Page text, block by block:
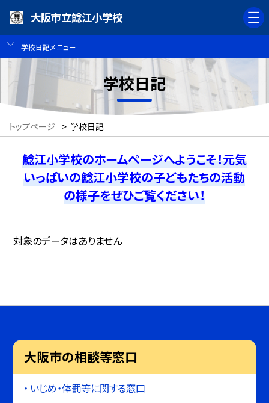
大阪市立鯰江小学校
学校日記メニュー
学校日記
トップページ > 学校日記
鯰江小学校のホームページへようこそ！元気
いっぱいの鯰江小学校の子どもたちの活動
の様子をぜひご覧ください！
対象のデータはありません
大阪市の相談等窓口
いじめ・体罰等に関する窓口